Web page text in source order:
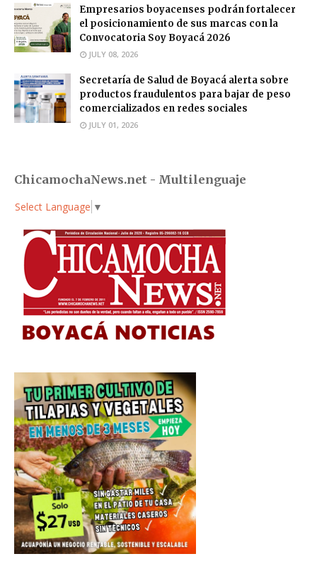
Empresarios boyacenses podrán fortalecer
el posicionamiento de sus marcas con la
Convocatoria Soy Boyacá 2026
JULY 08, 2026
Secretaría de Salud de Boyacá alerta sobre
productos fraudulentos para bajar de peso
comercializados en redes sociales
JULY 01, 2026
ChicamochaNews.net - Multilenguaje
Select Language ▼